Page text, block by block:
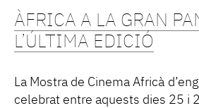
ÀFRICA A LA GRAN
L’ÚLTIMA EDICIÓ
La Mostra de Cinema Africà
celebrat entre aquests dies 25 i